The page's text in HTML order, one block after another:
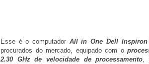
Esse é o computador All in One Dell Inspiron
procurados do mercado, equipado com o
2.30 GHz de velocidade de processamento,